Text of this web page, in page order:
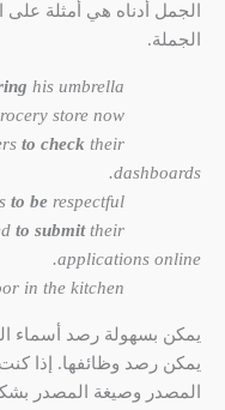
الجمل أدناه هي أمثلة
الجملة.
his umbrella.
store now.
to check their
dashboards.
to be respectful.
to submittheir
applications online.
in the kitchen?
يمكن بسهولة رصد أسماء
يمكن رصد وظائفها. إذا
المصدر وصيغة المصدر